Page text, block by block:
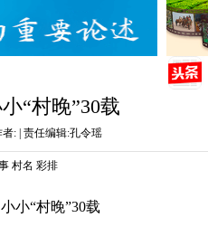
“村晚”30载
者: | 责任编辑:孔令瑶
村名 彩排